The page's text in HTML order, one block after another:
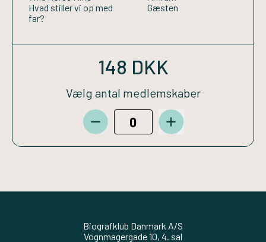
Hvad stiller vi op med
far?
Gæsten
148 DKK
Vælg antal medlemskaber
Biografklub Danmark A/S
Vognmagergade 10, 4. sal